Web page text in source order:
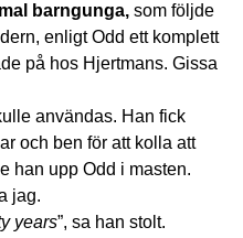
barngunga, som följde
enligt Odd ett komplett
på hos Hjertmans. Gissa
användas. Han fick
och ben för att kolla att
han upp Odd i masten.
jag.
years”, sa han stolt.